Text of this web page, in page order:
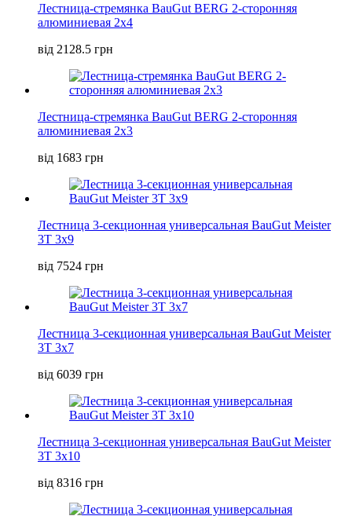
Лестница-стремянка BauGut BERG 2-сторонняя
алюминиевая 2х4
від 2128.5 грн
Лестница-стремянка BauGut BERG 2-сторонняя
алюминиевая 2х3
від 1683 грн
Лестница 3-секционная универсальная BauGut Meister
3T 3х9
від 7524 грн
Лестница 3-секционная универсальная BauGut Meister
3T 3х7
від 6039 грн
Лестница 3-секционная универсальная BauGut Meister
3T 3х10
від 8316 грн